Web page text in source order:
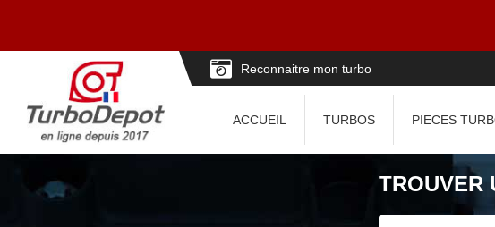
Reconnaitre mon turbo
ACCUEIL TURBOS PIECES
TROUVER